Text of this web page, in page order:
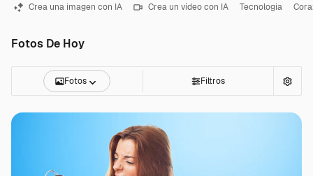
Crea una imagen con IA Crea un vídeo con IA Tecnologia
Fotos De Hoy
Fotos Filtros